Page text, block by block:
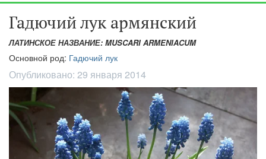
Гадючий лук армянский
ЛАТИНСКОЕ НАЗВАНИЕ: MUSCARI ARMENIACUM
Основной род: Гадючий лук
Опубликовано: 29 января 2014